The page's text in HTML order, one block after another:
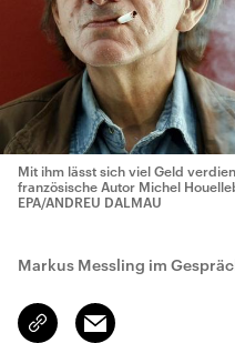
Mit ihm lässt sich viel Geld
französische Autor Michel
EPA/ANDREU DALMAU
Markus Messling im
Link
kopieren/teilen
Email